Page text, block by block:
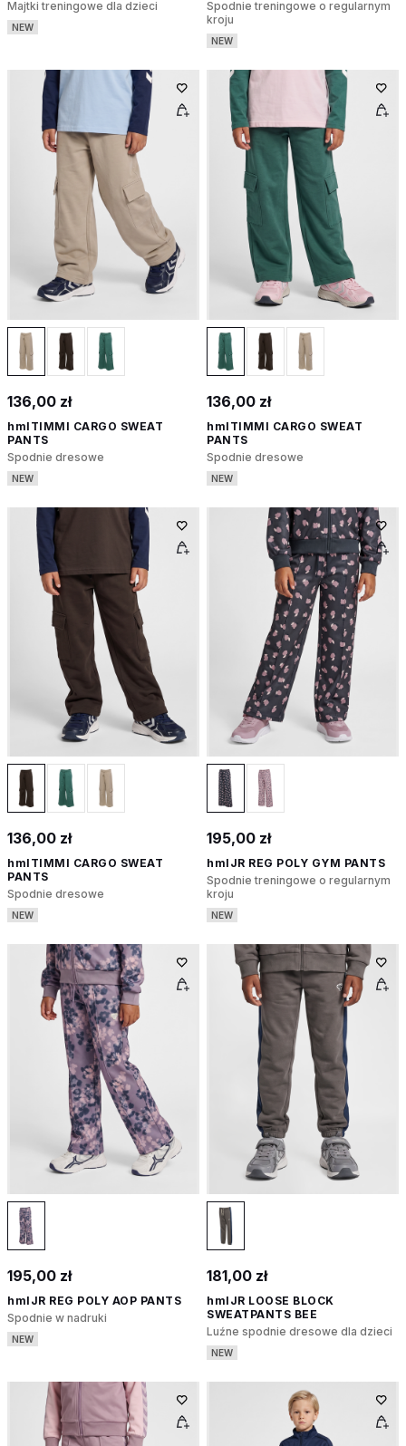
Majtki treningowe dla dzieci
NEW
Spodnie treningowe o regularnym
kroju
NEW
136,00 zł
hmlTIMMI CARGO SWEAT
PANTS
Spodnie dresowe
NEW
136,00 zł
hmlTIMMI CARGO SWEAT
PANTS
Spodnie dresowe
NEW
136,00 zł
hmlTIMMI CARGO SWEAT
PANTS
Spodnie dresowe
NEW
195,00 zł
hmlJR REG POLY GYM PANTS
Spodnie treningowe o regularnym
kroju
NEW
195,00 zł
hmlJR REG POLY AOP PANTS
Spodnie w nadruki
NEW
181,00 zł
hmlJR LOOSE BLOCK
SWEATPANTS BEE
Luźne spodnie dresowe dla dzieci
NEW